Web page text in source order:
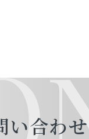
い合わ